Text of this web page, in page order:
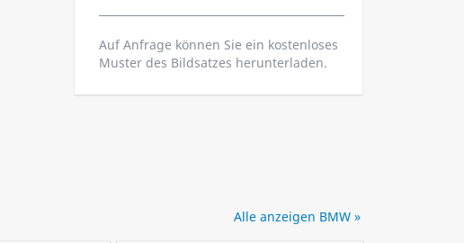
Auf Anfrage können Sie ein kostenloses
Muster des Bildsatzes herunterladen.
Alle anzeigen BMW »